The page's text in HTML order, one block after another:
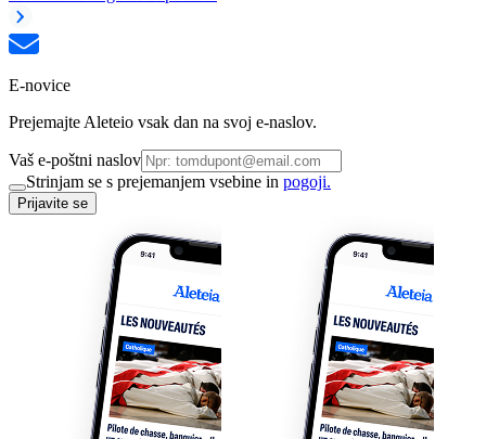
E-novice
Prejemajte Aleteio vsak dan na svoj e-naslov.
Vaš e-poštni naslov
Strinjam se s prejemanjem vsebine in pogoji.
Prijavite se